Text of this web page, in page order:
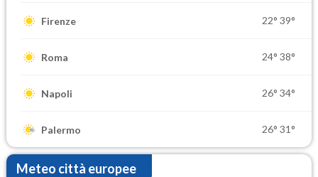
Firenze 22° 39°
Roma 24° 38°
Napoli 26° 34°
Palermo 26° 31°
Meteo città europee